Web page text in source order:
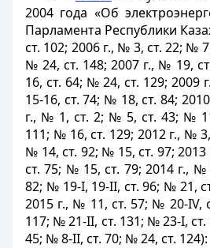
2004 года «Об
Парламента Республики
ст. 102; 2006 г., № 3, ст. 22; №
№ 24, ст. 148; 2007 г., № 19,
16, ст. 64; № 24, ст. 129; 2009
15-16, ст. 74; № 18, ст. 84;
г., № 1, ст. 2; № 5, ст. 43; №
111; № 16, ст. 129; 2012 г., №
№ 14, ст. 92; № 15, ст. 97;
ст. 75; № 15, ст. 79; 2014 г.,
82; № 19-I, 19-II, ст. 96; № 21,
2015 г., № 11, ст. 57; № 20-IV,
117; № 21-II, ст. 131; № 23-I, ст.
45; № 8-II, ст. 70; № 24, ст. 124):